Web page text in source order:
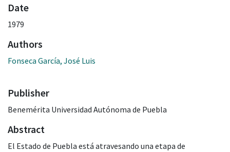
Date
1979
Authors
Fonseca García, José Luis
Publisher
Benemérita Universidad Autónoma de Puebla
Abstract
El Estado de Puebla está atravesando una etapa de